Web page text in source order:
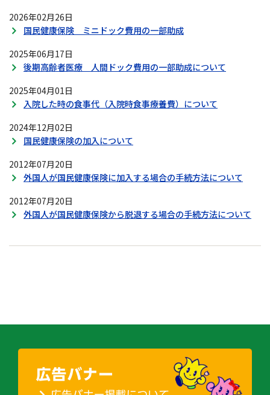
2026年02月26日
国民健康保険 ミニドック費用の一部助成
2025年06月17日
後期高齢者医療 人間ドック費用の一部助成について
2025年04月01日
入院した時の食事代（入院時食事療養費）について
2024年12月02日
国民健康保険の加入について
2012年07月20日
外国人が国民健康保険に加入する場合の手続方法について
2012年07月20日
外国人が国民健康保険から脱退する場合の手続方法について